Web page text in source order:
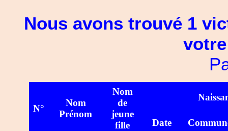
Nous avons trouvé 1
N°
Nom
Prénom
Nom
de
jeune
fille
Date